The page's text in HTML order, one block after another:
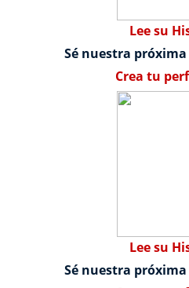
Lee su
Sé nuestra
Crea tu
Lee su
Sé nuestra